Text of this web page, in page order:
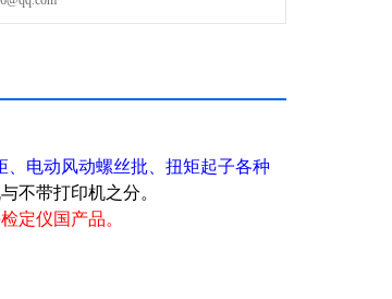
电动风动螺丝批、扭矩起子各种
带打印机之分。
仪国产品。